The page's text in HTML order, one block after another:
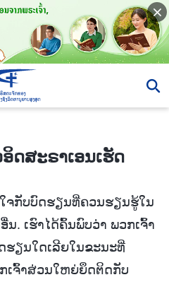
ດສະຣາເອນເຮັດ
ຈກັບບົດຮຽນທີ່ຄວນຮຽນຮູ້ໃນ
. ເຮົາໄດ້ຄົ້ນພົບວ່າ ພວກເຈົ້າ
ຽນໃດເລີຍໃນຂະນະທີ່
ເຈົ້າສ່ວນໃຫຍ່ຍຶດຕິດກັບ